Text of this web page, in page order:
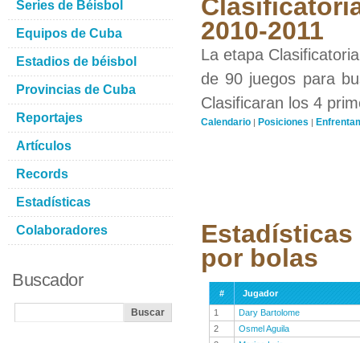
2010-2011
La etapa
de 90 juegos para
Clasificaran los 4
Calendario | Posiciones |
Estadísticas
por bolas
#
Jugador
1
Dary Bartolome
2
Osmel Aguila
Series de Béisbol
Equipos de Cuba
Estadios de béisbol
Provincias de Cuba
Reportajes
Artículos
Records
Estadísticas
Colaboradores
Buscador